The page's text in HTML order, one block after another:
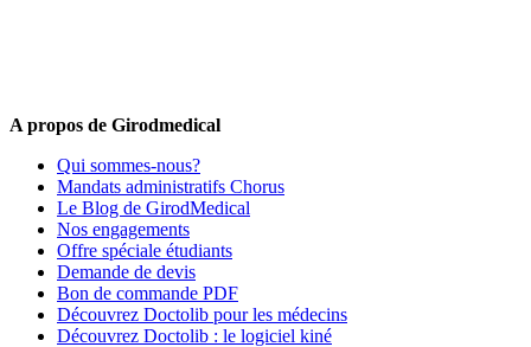
A propos de Girodmedical
Qui sommes-nous?
Mandats administratifs Chorus
Le Blog de GirodMedical
Nos engagements
Offre spéciale étudiants
Demande de devis
Bon de commande PDF
Découvrez Doctolib pour les médecins
Découvrez Doctolib : le logiciel kiné